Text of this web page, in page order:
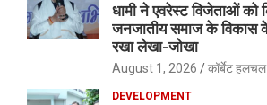
धामी ने एवरेस्ट विजेताओं को
जनजातीय समाज के विकास
रखा लेखा-जोखा
August 1, 2026 कॉर्बेट हलचल
DEVELOPMENT